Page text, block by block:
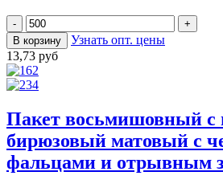
Узнать опт. цены
13,73 руб
Пакет восьмишовный с
бирюзовый матовый с
фальцами и отрывным